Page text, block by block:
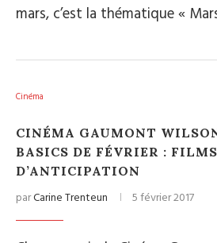
mars, c’est la thématique «
Cinéma
CINÉMA GAUMONT
BASICS DE FÉVRIER : FILMS
D’ANTICIPATION
parCarine Trenteun 5 février 2017